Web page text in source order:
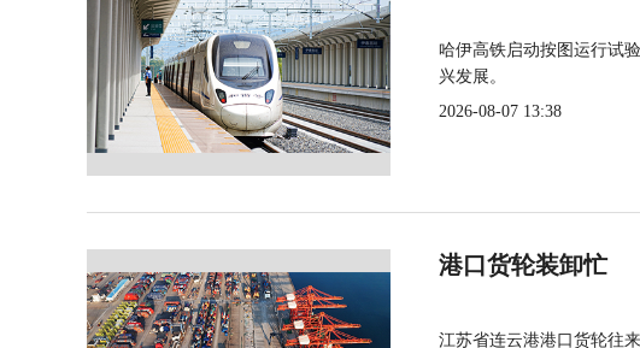
哈伊高铁启动按图运行试
兴发展。
2026-08-07 13:38
港口货轮装卸忙
江苏省连云港港口货轮往